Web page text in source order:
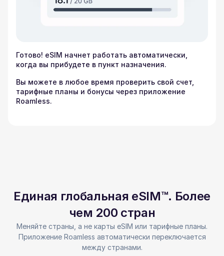
Готово! eSIM начнет работать автоматически,
когда вы прибудете в пункт назначения.
Вы можете в любое время проверить свой счет,
тарифные планы и бонусы через приложение
Roamless.
Единая глобальная eSIM™. Более
чем 200 стран
Меняйте страны, а не карты eSIM или тарифные планы.
Приложение Roamless автоматически переключается
между странами.